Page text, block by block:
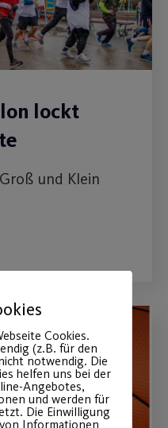
lockt
und Klein
Cookies.
(z.B. für den
notwendig. Die
helfen uns bei der
Angebotes,
und werden für
Die Einwilligung
Informationen